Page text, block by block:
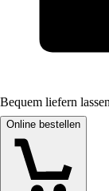
Bequem liefern lassen
Online bestellen